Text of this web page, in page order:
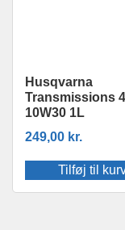
Husqvarna
Transmissions
10W30 1L
249,00 kr.
Tilføj til